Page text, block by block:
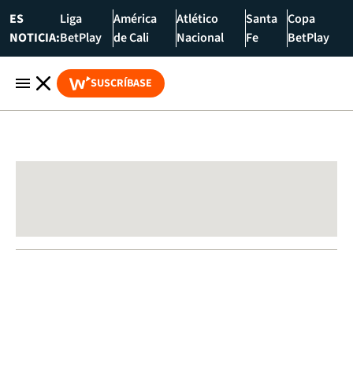
ES
NOTICIA:
Liga
BetPlay
América
de Cali
Atlético
Nacional
Santa
Fe
Copa
BetPlay
SUSCRÍBASE